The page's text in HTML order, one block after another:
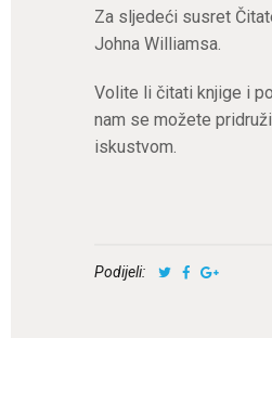
Za sljedeći susret
Johna Williamsa.
Volite li čitati knjige i
nam se možete
iskustvom.
Podijeli: